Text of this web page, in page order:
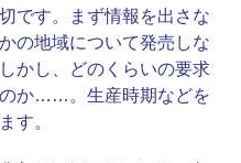
です。まず情報を出さな
の地域について発売しな
かし、どのくらいの要求
か……。生産時期などを
す。